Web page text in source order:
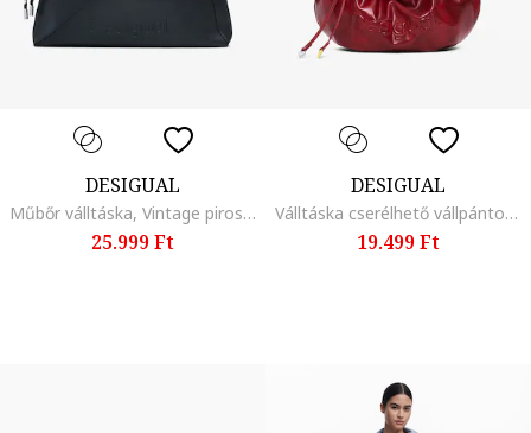
DESIGUAL
Műbőr válltáska, Vintage piros/Antracitfekete
25.999 Ft
DESIGUAL
Válltáska cserélhető vállpántokkal, Fehér/Vintage piros
19.499 Ft